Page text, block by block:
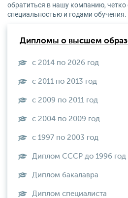
обратиться в нашу компанию, четко
специальностью и годами обучения.
Дипломы о высшем
с 2014 по 2026 год
с 2011 по 2013 год
с 2009 по 2011 год
с 2004 по 2009 год
с 1997 по 2003 год
Диплом СССР до 1996 год
Диплом бакалавра
Диплом специалиста